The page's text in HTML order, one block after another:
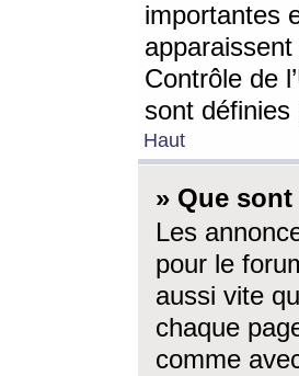
importantes
Contrôle de
sont définies
Haut
» Que
Les
pour le
aussi vite
chaque
comme